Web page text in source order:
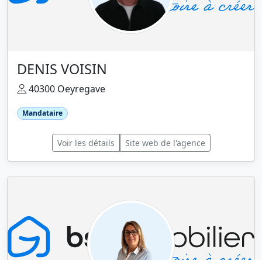
DENIS VOISIN
40300 Oeyregave
Mandataire
Voir les détails Site web de l'agence